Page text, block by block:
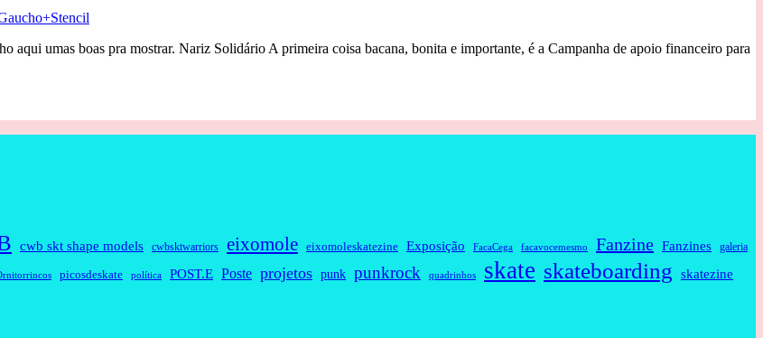
aqui umas boas pra mostrar. Nariz Solidário A primeira coisa bacana, bonita e importante, é a Campanha de apoio financeiro para
cwb skt shape models cwbsktwarriors eixomole eixomoleskatezine Exposição FacaCega facavocemesmo Fanzine Fanzines galeria
picosdeskate política POST.E Poste projetos punk punkrock quadrinhos skate skateboarding skatezine